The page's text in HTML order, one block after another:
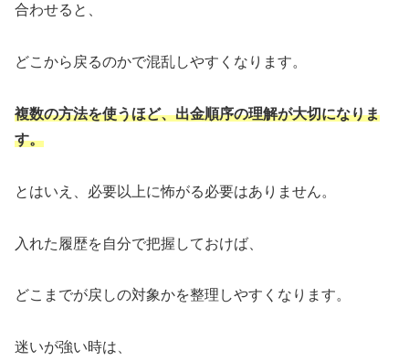
合わせると、
どこから戻るのかで混乱しやすくなります。
複数の方法を使うほど、出金順序の理解が大切になりま
す。
とはいえ、必要以上に怖がる必要はありません。
入れた履歴を自分で把握しておけば、
どこまでが戻しの対象かを整理しやすくなります。
迷いが強い時は、